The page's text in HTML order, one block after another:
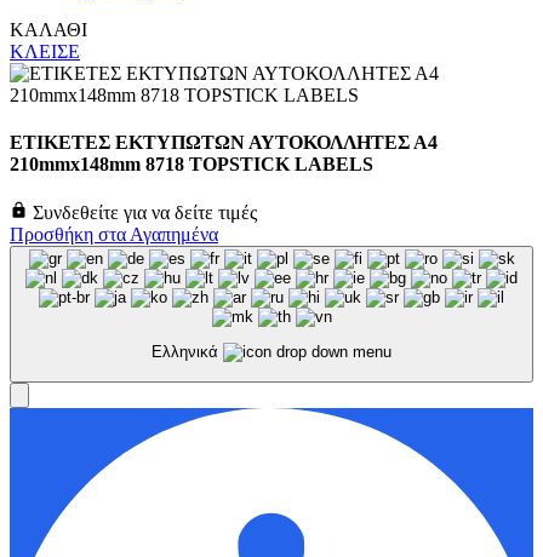
ΚΑΛΑΘΙ
ΚΛΕΙΣΕ
ΕΤΙΚΕΤΕΣ ΕΚΤΥΠΩΤΩΝ ΑΥΤΟΚΟΛΛΗΤΕΣ Α4
210mmx148mm 8718 TOPSTICK LABELS
Συνδεθείτε για να δείτε τιμές
Προσθήκη στα Αγαπημένα
Ελληνικά